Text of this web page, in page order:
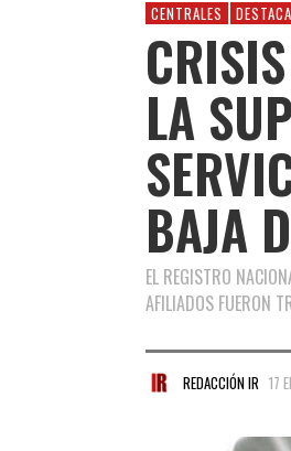
CENTRALES
LA
BAJA
EL REGISTRO
AFILIADOS FUERON
REDACCIÓN IR 17